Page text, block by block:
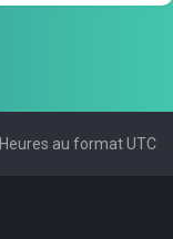
Heures au formatUTC